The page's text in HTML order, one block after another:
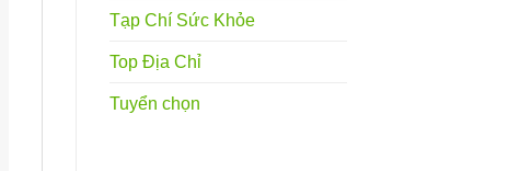
Tạp Chí Sức Khỏe
Top Địa Chỉ
Tuyển chọn